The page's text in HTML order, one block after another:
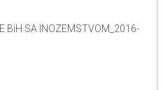
BiH SA INOZEMSTVOM_2016-